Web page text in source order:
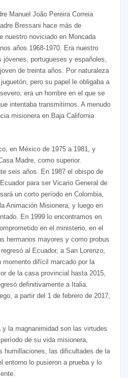
Manuel João Pereira Correia
Bressani hace más de
nuestro noviciado en Moncada
años 1968-1970. Era nuestro
jóvenes, portugueses y españoles,
de treinta años. Por naturaleza
pero su papel le obligaba a
era un hombre en el que se
intentaba transmitirnos. A menudo
misionera en Baja California
en México de 1975 a 1981, y
Madre, como superior.
seis años. En 1987 el obispo de
para ser Vicario General de
un corto período en Colombia,
Animación Misionera, y luego en
En 1999 lo encontramos en
en el ministerio, en el
hermanos mayores y como probus
al Ecuador, a San Lorenzo,
momento difícil marcado por la
de la casa provincial hasta 2015,
definitivamente a Italia.
a partir del 1 de febrero de 2017,
y la magnanimidad son las virtudes
de su vida misionera,
humillaciones, las dificultades de la
entorno lo pusieron a prueba y lo